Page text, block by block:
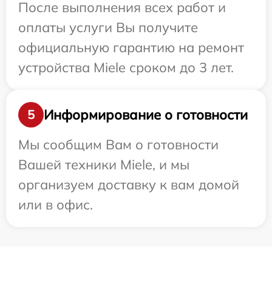
После выполнения всех работ и
оплаты услуги Вы получите
официальную гарантию на ремонт
устройства Miele сроком до 3 лет.
5
Информирование о готовности
Мы сообщим Вам о готовности
Вашей техники Miele, и мы
организуем доставку к вам домой
или в офис.